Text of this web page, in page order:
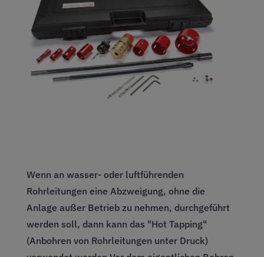
Wenn an wasser- oder luftführenden
Rohrleitungen eine Abzweigung, ohne die
Anlage außer Betrieb zu nehmen, durchgeführt
werden soll, dann kann das "Hot Tapping"
(Anbohren von Rohrleitungen unter Druck)